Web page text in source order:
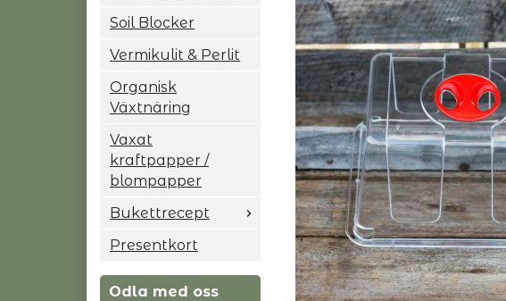
Soil Blocker
Vermikulit & Perlit
Organisk
Växtnäring
Vaxat
kraftpapper /
blompapper
Bukettrecept
Presentkort
Odla med oss